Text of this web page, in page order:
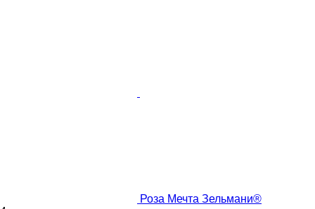
Роза Мечта Зельмани®